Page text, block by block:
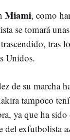
Miami, como
se tomará
tras
Unidos.
de su marcha
tampoco
ya que ha sido
del exfutbolista